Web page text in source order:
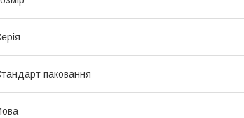
паковання